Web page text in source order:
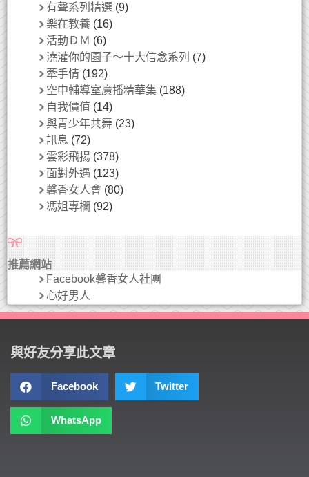
有聲系列精選 (9)
樂在教養 (16)
活動ＤＭ (6)
澆灌你的園子～十大信念系列 (7)
牽手情 (192)
空中輔導室廣播精華集 (188)
自我價值 (14)
與青少年共舞 (23)
訊息 (72)
雲彩飛揚 (378)
面對外遇 (123)
馨香女人會 (80)
馮姐專欄 (92)
推薦網站
Facebook馨香女人社團
心好男人
與好友分享此文章
Facebook Twitter
WhatsApp